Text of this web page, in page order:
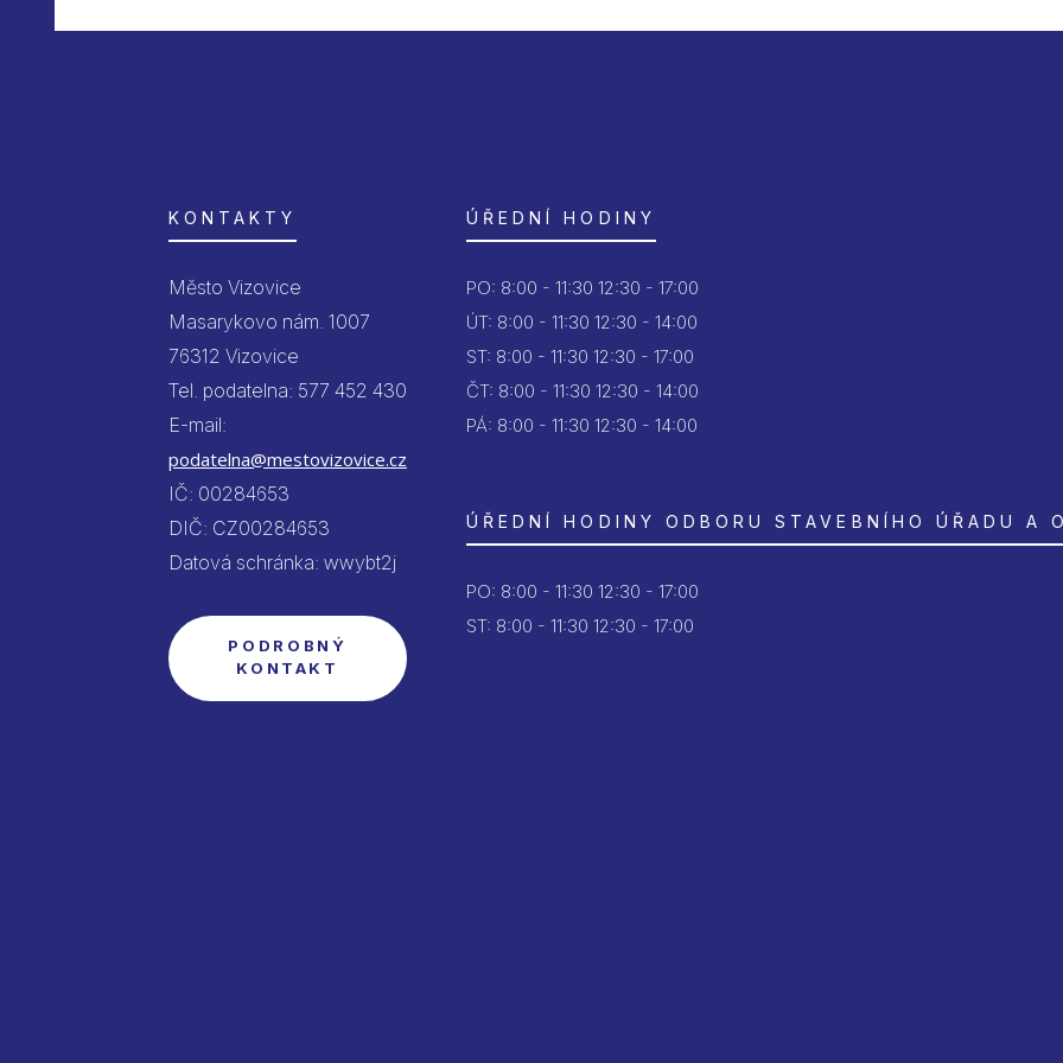
KONTAKTY
Město Vizovice
Masarykovo nám. 1007
76312 Vizovice
Tel. podatelna: 577 452 430
E-mail:
podatelna@mestovizovice.cz
IČ: 00284653
DIČ: CZ00284653
Datová schránka: wwybt2j
PODROBNÝ
KONTAKT
ÚŘEDNÍ HODINY
PO: 8:00 - 11:30 12:30 - 17:00
ÚT: 8:00 - 11:30 12:30 - 14:00
ST: 8:00 - 11:30 12:30 - 17:00
ČT: 8:00 - 11:30 12:30 - 14:00
PÁ: 8:00 - 11:30 12:30 - 14:00
ÚŘEDNÍ HODINY ODBORU STAVEBNÍHO ÚŘADU A
PO: 8:00 - 11:30 12:30 - 17:00
ST: 8:00 - 11:30 12:30 - 17:00